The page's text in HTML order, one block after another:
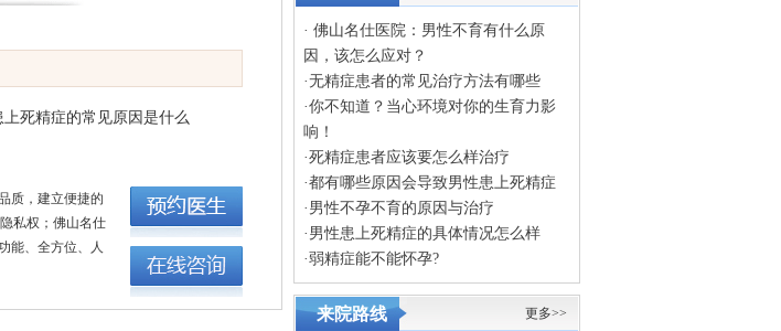
死精症的常见原因是什么
质，建立便捷的
私权；佛山名仕
能、全方位、人
· 佛山名仕医院：男性不育有什么原
因，该怎么应对？
·无精症患者的常见治疗方法有哪些
·你不知道？当心环境对你的生育力影
响！
·死精症患者应该要怎么样治疗
·都有哪些原因会导致男性患上死精症
· 男性不孕不育的原因与治疗
· 男性患上死精症的具体情况怎么样
·弱精症能不能怀孕?
来院路线 更多>>